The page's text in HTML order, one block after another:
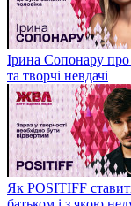
Ірина Сопонару про
та творчі невдачі
Як POSITIFF